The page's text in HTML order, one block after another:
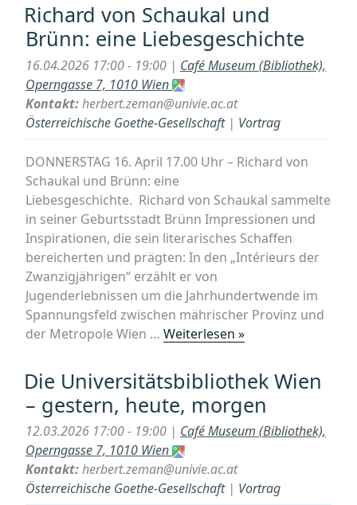
regeneration
of
declining
industrial
areas.
A
case
study
from
Scotland“
Richard von Schaukal und
Brünn: eine Liebesgeschichte
16.04.2026 17:00 - 19:00 | Café Museum (Bibliothek),
Operngasse 7, 1010 Wien
Kontakt:herbert.zeman@univie.ac.at
Österreichische Goethe-Gesellschaft| Vortrag
DONNERSTAG 16. April 17.00 Uhr – Richard von
Schaukal und Brünn: eine
Liebesgeschichte. Richard von Schaukal sammelte
in seiner Geburtsstadt Brünn Impressionen und
Inspirationen, die sein literarisches Schaffen
bereicherten und prägten: In den „Intérieurs der
Zwanzigjährigen“ erzählt er von
Jugenderlebnissen um die Jahrhundertwende im
Spannungsfeld zwischen mährischer Provinz und
der Metropole Wien … Weiterlesen »„Richard
Schaukal
und
Brünn:
eine
Die Universitätsbibliothek Wien
– gestern, heute, morgen
12.03.2026 17:00 - 19:00 | Café Museum (Bibliothek),
Operngasse 7, 1010 Wien
Kontakt:herbert.zeman@univie.ac.at
Österreichische Goethe-Gesellschaft| Vortrag